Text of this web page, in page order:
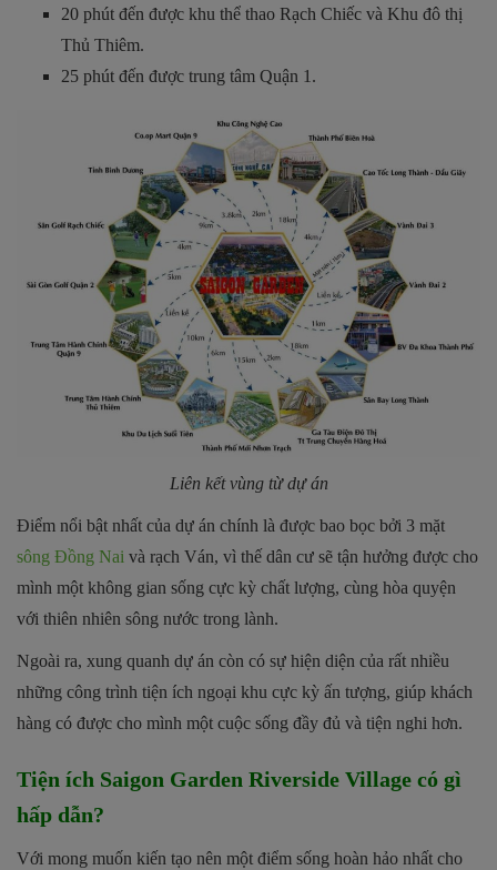
20 phút đến được khu thể thao Rạch Chiếc và Khu đô thị
Thủ Thiêm.
25 phút đến được trung tâm Quận 1.
Liên kết vùng từ dự án
Điểm nổi bật nhất của dự án chính là được bao bọc bởi 3 mặt
sông Đồng Nai và rạch Ván, vì thế dân cư sẽ tận hưởng được cho
mình một không gian sống cực kỳ chất lượng, cùng hòa quyện
với thiên nhiên sông nước trong lành.
Ngoài ra, xung quanh dự án còn có sự hiện diện của rất nhiều
những công trình tiện ích ngoại khu cực kỳ ấn tượng, giúp khách
hàng có được cho mình một cuộc sống đầy đủ và tiện nghi hơn.
Tiện ích Saigon Garden Riverside Village có gì
hấp dẫn?
Với mong muốn kiến tạo nên một điểm sống hoàn hảo nhất cho